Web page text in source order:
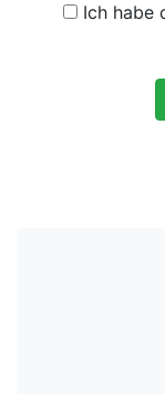
Ich habe